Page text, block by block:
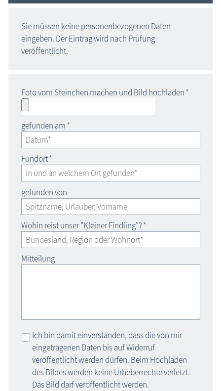
Sie müssen keine personenbezogenen Daten
eingeben. Der Eintrag wird nach Prüfung
veröffentlicht.
Foto vom Steinchen machen und Bild hochladen*
gefunden am*
Fundort*
gefunden von
Wohin reist unser "Kleiner Findling"?*
Mitteilung
Ich bin damit einverstanden, dass die von mir
eingetragenen Daten bis auf Widerruf
veröffentlicht werden dürfen. Beim Hochladen
des Bildes werden keine Urheberrechte verletzt.
Das Bild darf veröffentlicht werden.